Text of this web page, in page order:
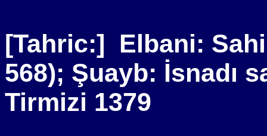
[Tahric:] Elbani:
568); Şuayb: İsnadı
Tirmizi 1379